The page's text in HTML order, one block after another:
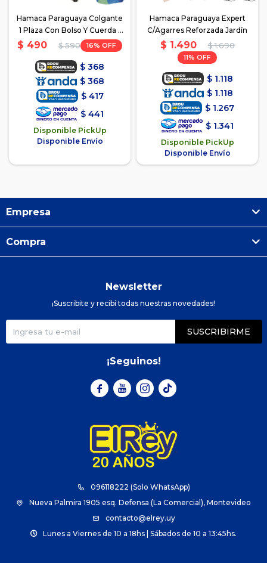
Hamaca Paraguaya Colgante
1 Plaza Con Bolso Y Cuerda -
Azul y Verde
$ 490 $ 590 16
$ 368
$ 368
$ 417
$ 441
Disponible PickUp
Disponible Envío
Hamaca Paraguaya Expert
C/Agarres Reforzada Jardín
$ 1.490 $ 1.690
11
$ 1.118
$ 1.118
$ 1.267
$ 1.341
Disponible PickUp
Disponible Envío
096118222 (Solo WhatsApp)
Nueva Palmira 1905 esq. Defensa (La Comercial), Montevideo
contacto@elrey.uy
Lunes a Viernes de 10 a 18hs | Sábados de 10 a 13:45hs.
Empresa
Compra
Newsletter
¡Suscribite y recibí todas nuestras novedades!
SUSCRIBIRME
¡Seguinos!
  